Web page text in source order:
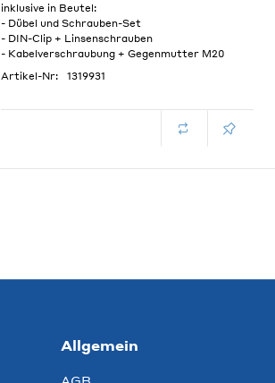
inklusive in Beutel:
- Dübel und Schrauben-Set
- DIN-Clip + Linsenschrauben
- Kabelverschraubung + Gegenmutter M20
Artikel-Nr:
1319931
Allgemein